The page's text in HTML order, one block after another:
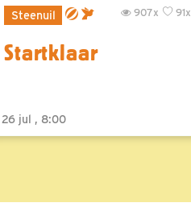
Steenuil 91x
907x
Startklaar
26 jul , 8:00